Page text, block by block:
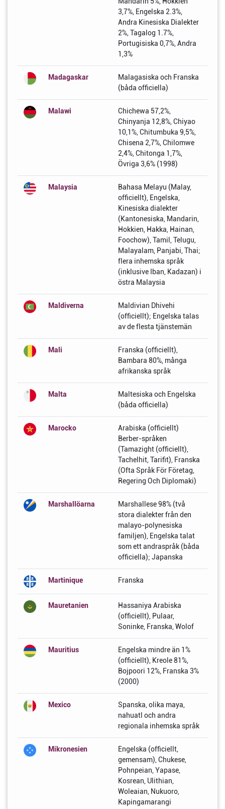
3,7%, Engelska 2.3%,
Andra Kinesiska Dialekter
2%, Tagalog 1.7%,
Portugisiska 0,7%, Andra
1,3%
Madagaskar
Malagasiska och Franska
(båda officiella)
Malawi
Chichewa 57,2%,
Chinyanja 12,8%, Chiyao
10,1%, Chitumbuka 9,5%,
Chisena 2,7%, Chilomwe
2,4%, Chitonga 1,7%,
Övriga 3,6% (1998)
Malaysia
Bahasa Melayu (Malay,
officiellt), Engelska,
Kinesiska dialekter
(Kantonesiska, Mandarin,
Hokkien, Hakka, Hainan,
Foochow), Tamil, Telugu,
Malayalam, Panjabi, Thai;
flera inhemska språk
(inklusive Iban, Kadazan) i
östra Malaysia
Maldiverna
Maldivian Dhivehi
(officiellt); Engelska talas
av de flesta tjänstemän
Mali
Franska (officiellt),
Bambara 80%, många
afrikanska språk
Malta
Maltesiska och Engelska
(båda officiella)
Marocko
Arabiska (officiellt)
Berber-språken
(Tamazight (officiellt),
Tachelhit, Tarifit), Franska
(Ofta Språk För Företag,
Regering Och Diplomaki)
Marshallöarna
Marshallese 98% (två
stora dialekter från den
malayo-polynesiska
familjen), Engelska talat
som ett andraspråk (båda
officiella); Japanska
Martinique Franska
Mauretanien
Hassaniya Arabiska
(officiellt), Pulaar,
Soninke, Franska, Wolof
Mauritius
Engelska mindre än 1%
(officiellt), Kreole 81%,
Bojpoori 12%, Franska 3%
(2000)
Mexico
Spanska, olika maya,
nahuatl och andra
regionala inhemska språk
Mikronesien
Engelska (officiellt,
gemensam), Chukese,
Pohnpeian, Yapase,
Kosrean, Ulithian,
Woleaian, Nukuoro,
Kapingamarangi